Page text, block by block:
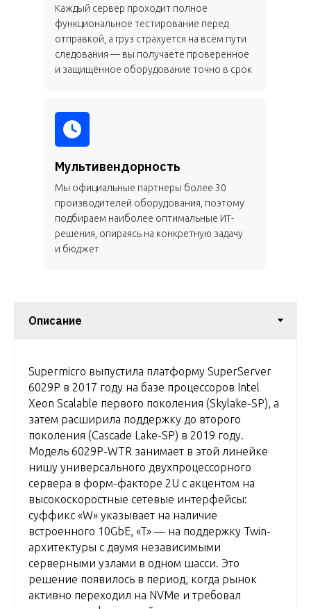
Каждый сервер проходит полное
функциональное тестирование перед
отправкой, а груз страхуется на всём пути
следования — вы получаете проверенное
и защищённое оборудование точно в срок
Мультивендорность
Мы официальные партнеры более 30
производителей оборудования, поэтому
подбираем наиболее оптимальные ИТ-
решения, опираясь на конкретную задачу
и бюджет
Supermicro выпустила платформу SuperServer
6029P в 2017 году на базе процессоров Intel
Xeon Scalable первого поколения (Skylake-SP), а
затем расширила поддержку до второго
поколения (Cascade Lake-SP) в 2019 году.
Модель 6029P-WTR занимает в этой линейке
нишу универсального двухпроцессорного
сервера в форм-факторе 2U с акцентом на
высокоскоростные сетевые интерфейсы:
суффикс «W» указывает на наличие
встроенного 10GbE, «T» — на поддержку Twin-
архитектуры с двумя независимыми
серверными узлами в одном шасси. Это
решение появилось в период, когда рынок
активно переходил на NVMe и требовал